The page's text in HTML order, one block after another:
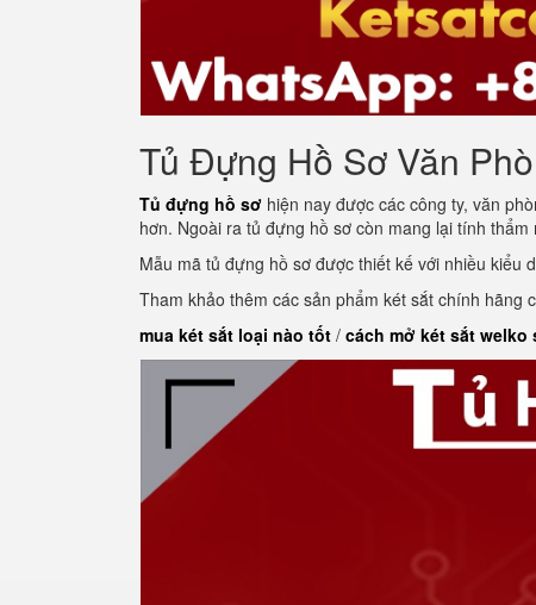
Tủ Đựng Hồ Sơ Văn
Tủ đựng hồ sơ hiện nay được các công ty, văn
hơn. Ngoài ra tủ đựng hồ sơ còn mang lại tính
Mẫu mã tủ đựng hồ sơ được thiết kế với nhiều kiểu
Tham khảo thêm các sản phẩm két sắt chính hãng
mua két sắt loại nào tốt / cách mở két sắt welko